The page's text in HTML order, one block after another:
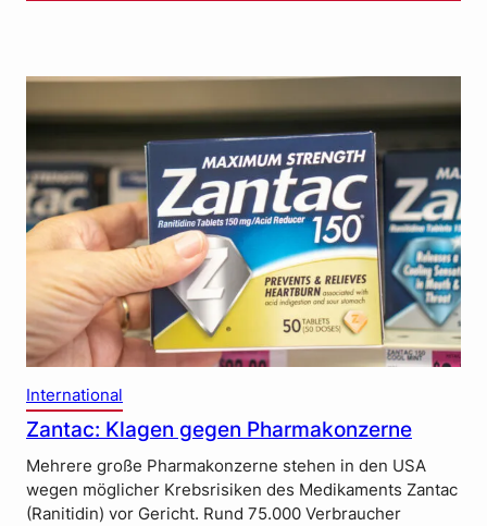
International
Zantac: Klagen gegen Pharmakonzerne
Mehrere große Pharmakonzerne stehen in den USA
wegen möglicher Krebsrisiken des Medikaments Zantac
(Ranitidin) vor Gericht. Rund 75.000 Verbraucher